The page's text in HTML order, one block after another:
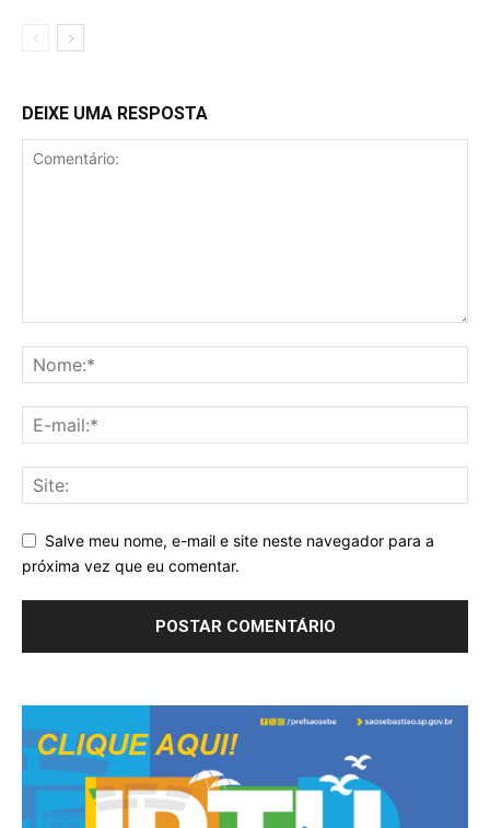
DEIXE UMA RESPOSTA
Salve meu nome, e-mail e site neste navegador para a
próxima vez que eu comentar.